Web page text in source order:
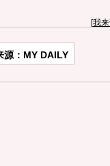
[我
源：MY DAILY